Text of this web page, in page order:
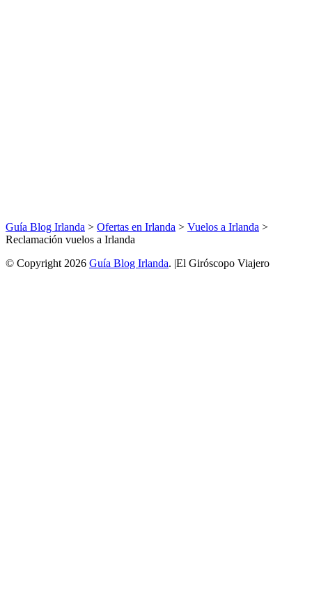
Guía Blog Irlanda > Ofertas en Irlanda > Vuelos a Irlanda >
Reclamación vuelos a Irlanda
© Copyright 2026 Guía Blog Irlanda. |El Giróscopo Viajero